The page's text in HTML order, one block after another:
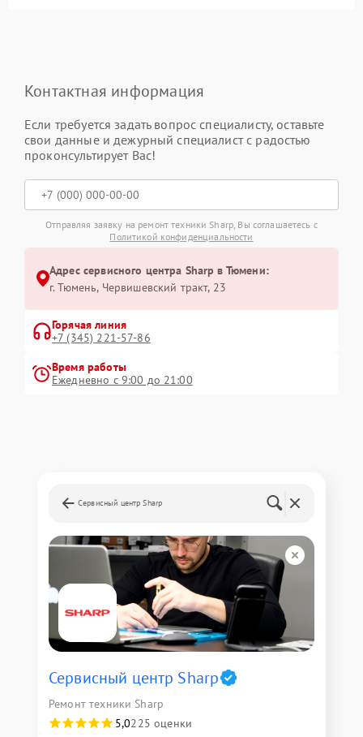
Контактная информация
Если требуется задать вопрос специалисту, оставьте
свои данные и дежурный специалист с радостью
проконсультирует Вас!
Отправляя заявку на ремонт техники Sharp, Вы соглашаетесь с
Политикой конфиденциальности
Адрес сервисного центра Sharp в Тюмени:
г. Тюмень, ​Червишевский тракт, 23
Горячая линия
+7 (345) 221-57-86
Время работы
Ежедневно с 9:00 до 21:00
Сервисный центр Sharp
Сервисный центр Sharp
Ремонт техники Sharp
5,0225 оценки